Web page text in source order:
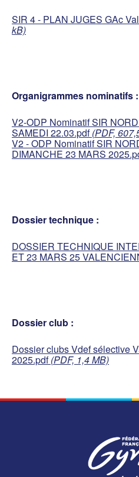
SIR 4 - PLAN JUGES GAc
kB)
Organigrammes nominatifs :
V2-ODP Nominatif SIR
SAMEDI 22.03.pdf(PDF,
V2 - ODP Nominatif SIR
DIMANCHE 23 MARS
Dossier technique :
DOSSIER TECHNIQUE
ET 23 MARS 25
Dossier club :
Dossier clubs Vdef sélective
2025.pdf(PDF, 1,4 MB)